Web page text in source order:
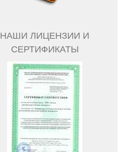
НАШИ ЛИЦЕНЗИИ И
СЕРТИФИКАТЫ